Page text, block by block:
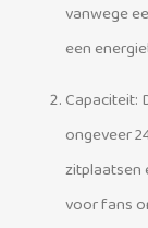
vanwege
een
Capaciteit:
ongeveer
zitplaatsen
voor fans